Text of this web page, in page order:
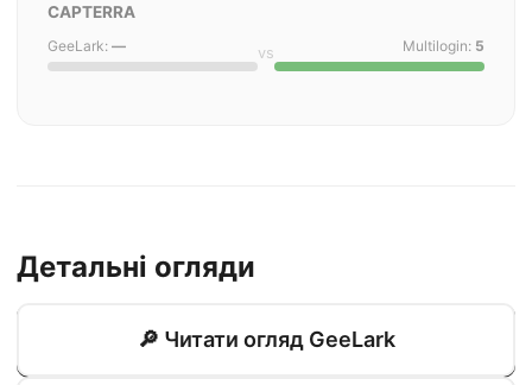
CAPTERRA
GeeLark: — vs Multilogin: 5
Детальні огляди
🔎 Читати огляд GeeLark